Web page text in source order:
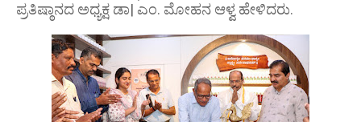
ಪ್ರತಿಷ್ಠಾನದ ಅಧ್ಯಕ್ಷ ಡಾ| ಎಂ. ಮೋಹನ ಆಳ್ವ ಹೇಳಿದರು.